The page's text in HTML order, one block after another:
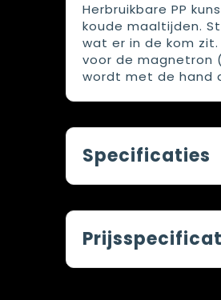
Herbruikbare PP
koude maaltijden.
wat er in de kom
voor de magnetron
wordt met de hand
Specificaties